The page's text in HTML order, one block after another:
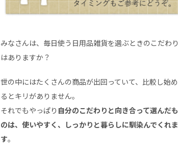
みなさんは、毎日使う日用品雑貨を選ぶときのこだわり
はありますか？
世の中にはたくさんの商品が出回っていて、比較し始め
るとキリがありません。
それでもやっぱり 自分のこだわりと向き合って選んだも
のは、使いやすく、しっかりと暮らしに馴染んでくれま
す。